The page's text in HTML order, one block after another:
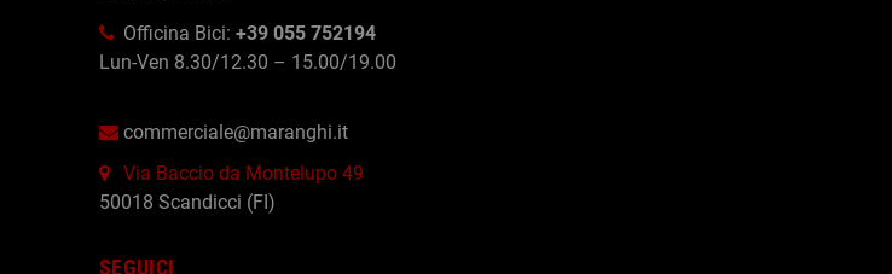
Officina Bici: +39 055 752194
Lun-Ven 8.30/12.30 – 15.00/19.00
commerciale@maranghi.it
Via Baccio da Montelupo 49
50018 Scandicci (FI)
SEGUICI